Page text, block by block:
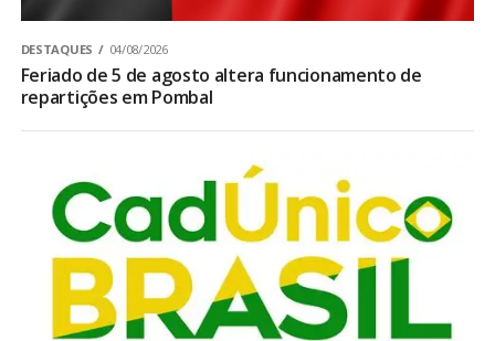
DESTAQUES 04/08/2026
Feriado de 5 de agosto altera funcionamento de
repartições em Pombal